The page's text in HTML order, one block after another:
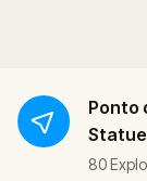
Ponto
80